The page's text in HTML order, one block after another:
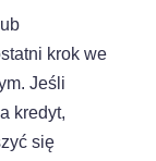
krok we
Jeśli
kredyt,
się